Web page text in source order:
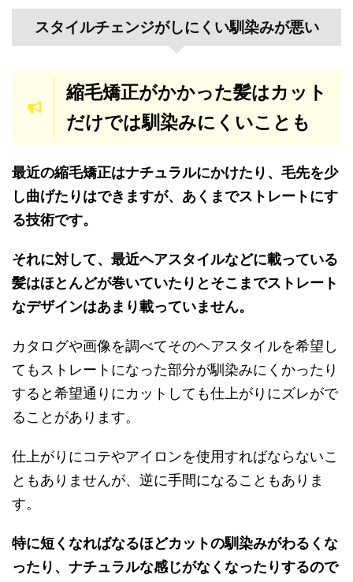
スタイルチェンジがしにくい馴染みが悪い
縮毛矯正がかかった髪はカット
だけでは馴染みにくいことも
最近の縮毛矯正はナチュラルにかけたり、毛先を少
し曲げたりはできますが、あくまでストレートにす
る技術です。
それに対して、最近ヘアスタイルなどに載っている
髪はほとんどが巻いていたりとそこまでストレート
なデザインはあまり載っていません。
カタログや画像を調べてそのヘアスタイルを希望し
てもストレートになった部分が馴染みにくかったり
すると希望通りにカットしても仕上がりにズレがで
ることがあります。
仕上がりにコテやアイロンを使用すればならないこ
ともありませんが、逆に手間になることもありま
す。
特に短くなればなるほどカットの馴染みがわるくな
ったり、ナチュラルな感じがなくなったりするので